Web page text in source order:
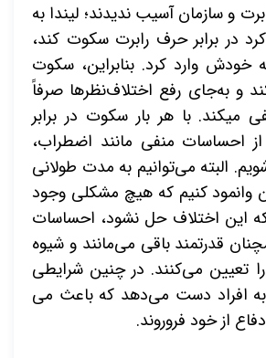
و سازمان آسیب ندیدند؛ لیندا به
در برابر حرف رابرت سکوت کند،
خودش وارد کرد. بنابراین، سکوت
و به‌جای رفع اختلاف­‌نظرها صرفاً
می­کند. با هر بار سکوت در برابر
از احساسات منفی مانند اضطراب،
البته می‌­توانیم به مدت طولانی
وانمود کنیم که هیچ مشکلی وجود
که این اختلاف حل نشود، احساسات
قدرتمند باقی می‌­مانند و شیوه
را تعیین می­‌کنند. در چنین شرایطی
افراد دست می­‌دهد که باعث می­‌
از خود فروروند.